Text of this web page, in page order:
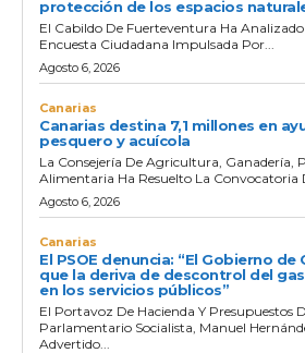
protección de los espacios
El Cabildo De Fuerteventura Ha Analizado
Encuesta Ciudadana Impulsada Por...
Agosto 6, 2026
Canarias
Canarias destina 7,1 millones en
pesquero y acuícola
La Consejería De Agricultura, Ganadería,
Alimentaria Ha Resuelto La Convocatoria
Agosto 6, 2026
Canarias
El PSOE denuncia: “El Gobierno
que la deriva de descontrol del
en los servicios públicos”
El Portavoz De Hacienda Y Presupuestos
Parlamentario Socialista, Manuel
Advertido...